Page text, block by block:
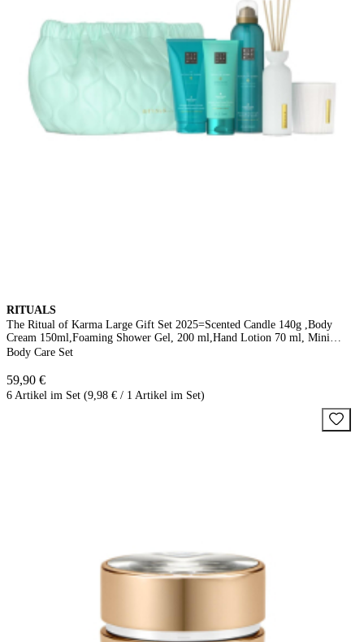
RITUALS
The Ritual of Karma Large Gift Set 2025=Scented Candle 140g ,Body
Cream 150ml,Foaming Shower Gel, 200 ml,Hand Lotion 70 ml, Mini
Fragrance Sticks 70ml
Body Care Set
59,90 €
6 Artikel im Set (9,98 € / 1 Artikel im Set)